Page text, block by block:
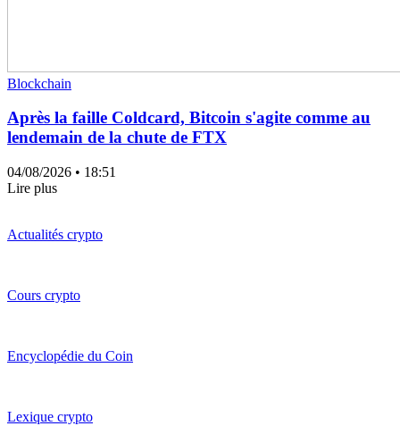
Blockchain
Après la faille Coldcard, Bitcoin s'agite comme au
lendemain de la chute de FTX
04/08/2026 • 18:51
Lire plus
Actualités crypto
Cours crypto
Encyclopédie du Coin
Lexique crypto